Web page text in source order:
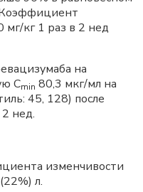
Коэффициент
мг/кг 1 раз в 2 нед
на
Cmin 80,3 мкг/мл на
45, 128) после
нед.
изменчивости
л.